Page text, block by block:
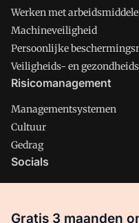
Werken met
Machineveiligheid
Persoonlijke
Veiligheids- en
Risicomanagement
Managementsystemen
Cultuur
Gedrag
Socials
Gratis 3 maanden